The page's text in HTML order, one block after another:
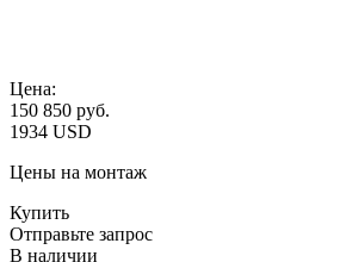
Цена:
150 850 руб.
1934 USD
Цены на монтаж
Купить
Отправьте запрос
В наличии